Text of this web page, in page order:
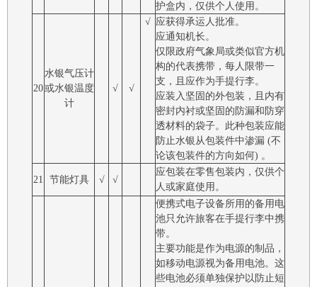
护盒内，仅供个人使用。
20
水银气压计
或水银温度
计
√ √
√ 应获得承运人批准。
应通知机长。
仅限政府气象局或类似官方机
构的代表携带，每人限带一
支，且应作为手提行李。
应装入坚固的外包装，且内有
密封内衬或坚固的防漏和防穿
透材料的袋子。此种包装应能
防止水银从包装件中渗漏 (不
论该包装件的方向如何) 。
21 节能灯具 √ √
应包装在零售包装内，仅供个
人或家庭使用。
便携式电子设备所用的备用电
池只允许旅客在手提行李中携
带。
主要功能是作为电源的制品，
如移动电源视为备用电池。这
些电池必须单独保护以防止短